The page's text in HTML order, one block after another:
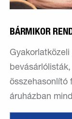
BÁRMIKOR
összehasonlító
áruházban